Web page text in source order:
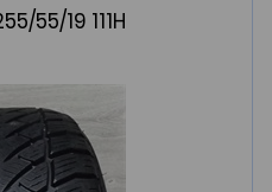
55/19 111H